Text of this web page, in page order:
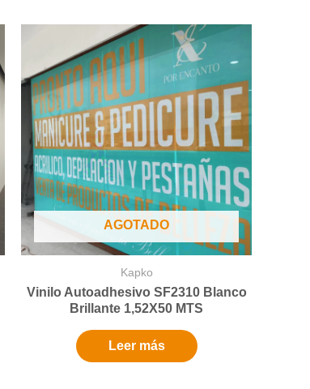
AGOTADO
Kapko
Vinilo Autoadhesivo SF2310 Blanco
Brillante 1,52X50 MTS
Leer más